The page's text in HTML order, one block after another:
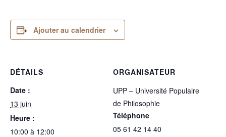
Ajouter au calendrier
DÉTAILS
Date :
13 juin
Heure :
10:00 à 12:00
ORGANISATEUR
UPP – Université Populaire
de Philosophie
Téléphone
05 61 42 14 40